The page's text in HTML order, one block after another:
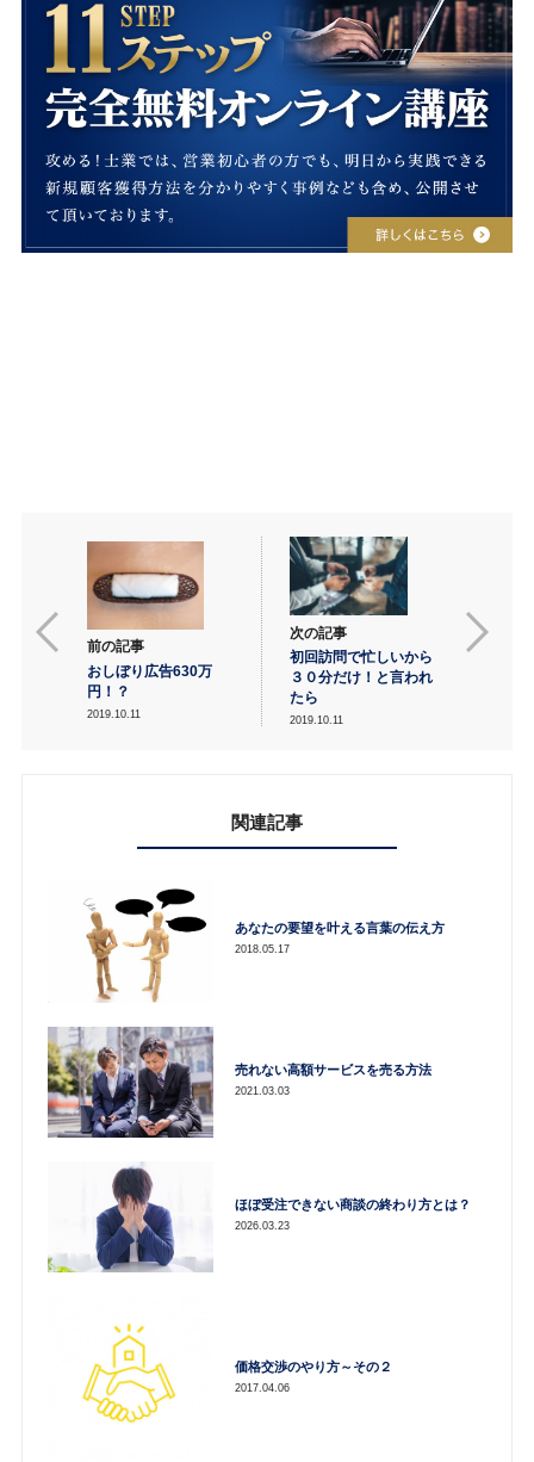
前の記事
おしぼり広告630万
円！？
2019.10.11
次の記事
初回訪問で忙しいから
３０分だけ！と言われ
たら
2019.10.11
関連記事
あなたの要望を叶える言葉の伝え方
2018.05.17
売れない高額サービスを売る方法
2021.03.03
ほぼ受注できない商談の終わり方とは？
2026.03.23
価格交渉のやり方～その２
2017.04.06